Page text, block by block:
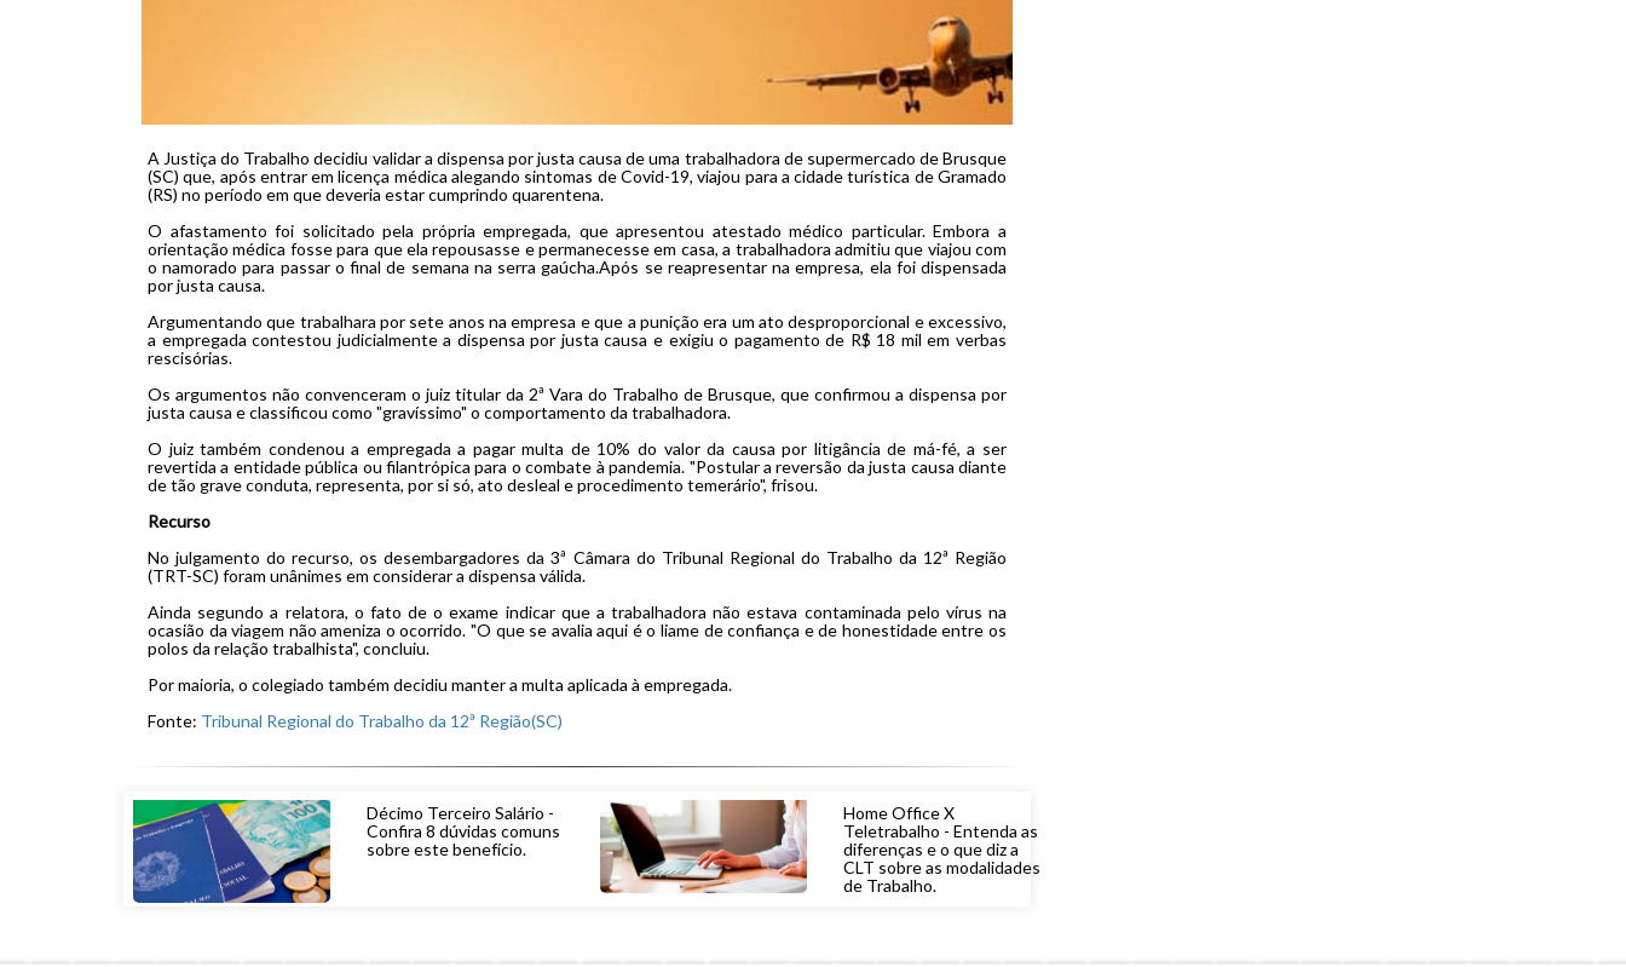
A Justiça do Trabalho decidiu validar a dispensa por justa causa de uma trabalhadora de supermercado de Brusque
(SC) que, após entrar em licença médica alegando sintomas de Covid-19, viajou para a cidade turística de Gramado
(RS) no período em que deveria estar cumprindo quarentena.
O afastamento foi solicitado pela própria empregada, que apresentou atestado médico particular. Embora a
orientação médica fosse para que ela repousasse e permanecesse em casa, a trabalhadora admitiu que viajou com
o namorado para passar o final de semana na serra gaúcha.Após se reapresentar na empresa, ela foi dispensada
por justa causa.
Argumentando que trabalhara por sete anos na empresa e que a punição era um ato desproporcional e excessivo,
a empregada contestou judicialmente a dispensa por justa causa e exigiu o pagamento de R$ 18 mil em verbas
rescisórias.
Os argumentos não convenceram o juiz titular da 2ª Vara do Trabalho de Brusque, que confirmou a dispensa por
justa causa e classificou como "gravíssimo" o comportamento da trabalhadora.
O juiz também condenou a empregada a pagar multa de 10% do valor da causa por litigância de má-fé, a ser
revertida a entidade pública ou filantrópica para o combate à pandemia. "Postular a reversão da justa causa diante
de tão grave conduta, representa, por si só, ato desleal e procedimento temerário", frisou.
Recurso
No julgamento do recurso, os desembargadores da 3ª Câmara do Tribunal Regional do Trabalho da 12ª Região
(TRT-SC) foram unânimes em considerar a dispensa válida.
Ainda segundo a relatora, o fato de o exame indicar que a trabalhadora não estava contaminada pelo vírus na
ocasião da viagem não ameniza o ocorrido. "O que se avalia aqui é o liame de confiança e de honestidade entre os
polos da relação trabalhista", concluiu.
Por maioria, o colegiado também decidiu manter a multa aplicada à empregada.
Fonte: Tribunal Regional do Trabalho da 12ª Região(SC)
Décimo Terceiro Salário -
Confira 8 dúvidas comuns
sobre este benefício.
Home Office X
Teletrabalho - Entenda as
diferenças e o que diz a
CLT sobre as modalidades
de Trabalho.